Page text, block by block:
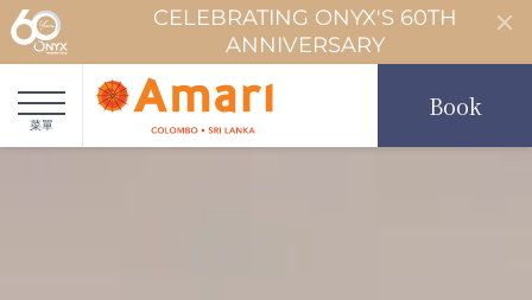
CELEBRATING ONYX'S 60TH
ANNIVERSARY
菜單
Book